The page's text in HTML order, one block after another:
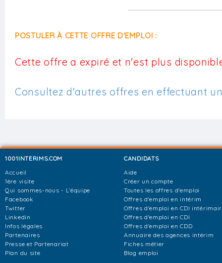
POSTULER À CETTE OFFRE D'EMPLOI :
Cette offre a expiré et n'est plus
Consultez d'autres offres en effectuant
1001INTERIMS.COM
Accueil
1ère visite
Qui sommes-nous - L'équipe
Facebook
Twitter
Linkedin
Infos légales
Partenaires
Presse et Partenariat
Plan du site
CANDIDATS
Aide
Créer un compte
Toutes les offres d'emploi
Offres d'emploi en intérim
Offres d'emploi en CDI
Offres d'emploi en CDI
Offres d'emploi en CDD
Annuaire des agences intérim
Fiches métier
Blog emploi